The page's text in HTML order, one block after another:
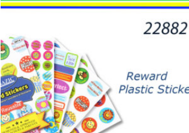
22882
LIBRO
REWARD
120
STICKERS
quantity